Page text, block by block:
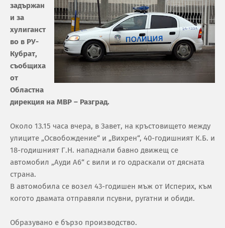
задържан
и за
хулиганст
во в РУ-
Кубрат,
съобщиха
от
Областна
дирекция на МВР – Разград.
Около 13.15 часа вчера, в Завет, на кръстовището между
улиците „Освобождение“ и „Вихрен“, 40-годишният К.Б. и
18-годишният Г.Н. нападнали бавно движещ се
автомобил „Ауди А6“ с вили и го одраскали от дясната
страна.
В автомобила се возел 43-годишен мъж от Исперих, към
когото двамата отправяли псувни, ругатни и обиди.
Образувано е бързо производство.